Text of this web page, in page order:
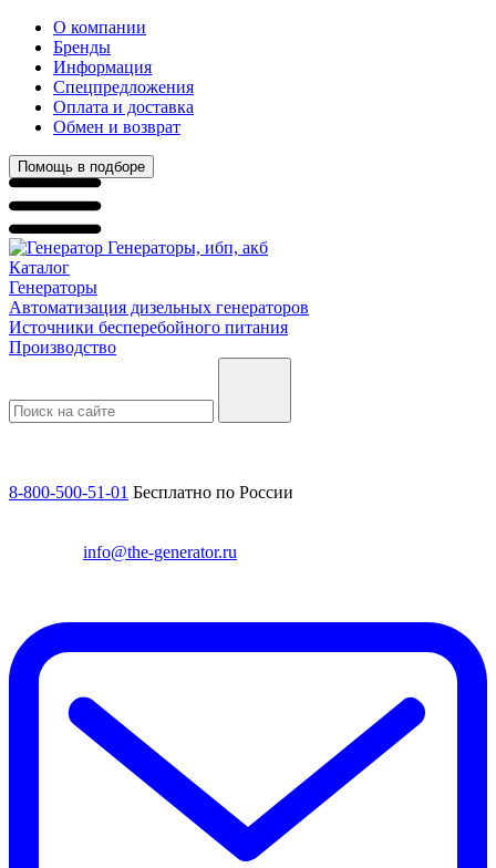
О компании
Бренды
Информация
Спецпредложения
Оплата и доставка
Обмен и возврат
Помощь в подборе
Генераторы, ибп, акб
Каталог
Генераторы
Автоматизация дизельных генераторов
Источники бесперебойного питания
Производство
8-800-500-51-01 Бесплатно по России
info@the-generator.ru